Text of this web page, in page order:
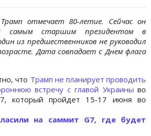
отмечает 80-летие. Сейчас он
самым старшим президентом в
из предшественников не руководил
Дата совпадает с Днем флага
что Трамп не планирует проводить
встречу с главой Украины во
который пройдет 15-17 июня во
на саммит G7, где будет